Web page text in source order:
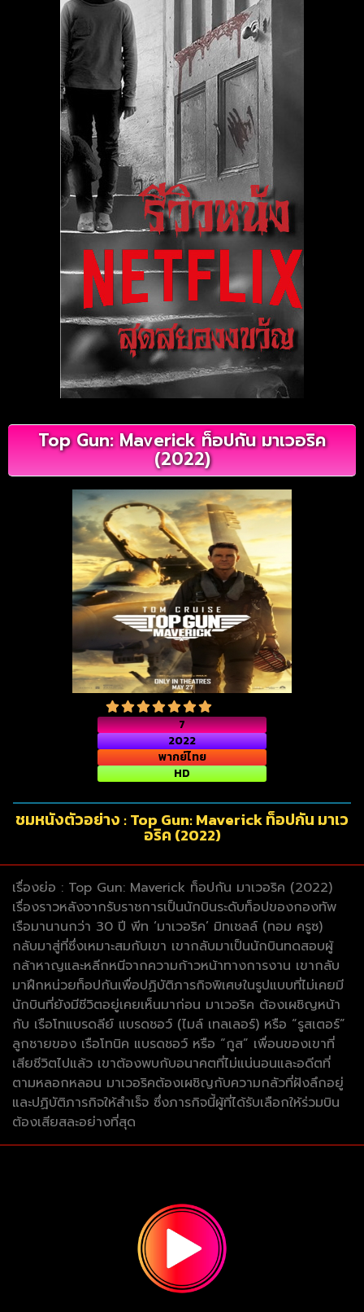
Top Gun: Maverick ท็อปกัน มาเวอริค
(2022)
7
2022
พากย์ไทย
HD
ชมหนังตัวอย่าง : Top Gun: Maverick ท็อปกัน มาเว
อริค (2022)
เรื่องย่อ : Top Gun: Maverick ท็อปกัน มาเวอริค (2022)
เรื่องราวหลังจากรับราชการเป็นนักบินระดับท็อปของกองทัพ
เรือมานานกว่า 30 ปี พีท ‘มาเวอริค’ มิทเชลล์ (ทอม ครูซ)
กลับมาสู่ที่ซึ่งเหมาะสมกับเขา เขากลับมาเป็นนักบินทดสอบผู้
กล้าหาญและหลีกหนีจากความก้าวหน้าทางการงาน เขากลับ
มาฝึกหน่วยท็อปกันเพื่อปฏิบัติภารกิจพิเศษในรูปแบบที่ไม่เคยมี
นักบินที่ยังมีชีวิตอยู่เคยเห็นมาก่อน มาเวอริค ต้องเผชิญหน้า
กับ เรือโทแบรดลีย์ แบรดชอว์ (ไมล์ เทลเลอร์) หรือ “รูสเตอร์”
ลูกชายของ เรือโทนิค แบรดชอว์ หรือ “กูส” เพื่อนของเขาที่
เสียชีวิตไปแล้ว เขาต้องพบกับอนาคตที่ไม่แน่นอนและอดีตที่
ตามหลอกหลอน มาเวอริคต้องเผชิญกับความกลัวที่ฝังลึกอยู่
และปฏิบัติภารกิจให้สำเร็จ ซึ่งภารกิจนี้ผู้ที่ได้รับเลือกให้ร่วมบิน
ต้องเสียสละอย่างที่สุด